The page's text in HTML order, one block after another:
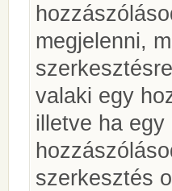
megjelenni,
valaki egy
illetve ha
szerkesztés